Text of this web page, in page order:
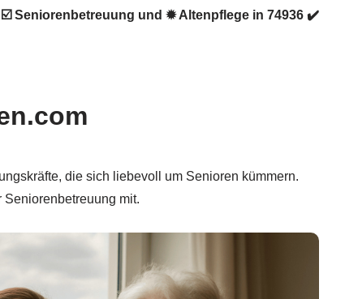
Seniorenbetreuung und ✹ Altenpflege in 74936 ✔️
die sich liebevoll um Senioren kümmern.
mit.